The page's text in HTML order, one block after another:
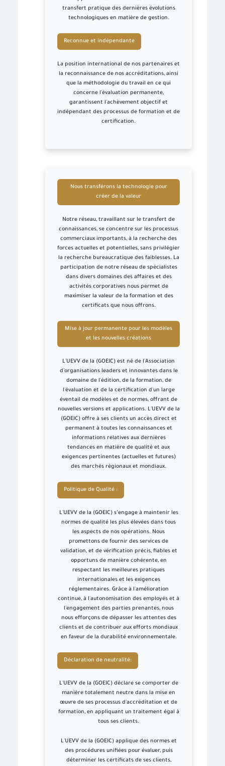
transfert pratique des dernières évolutions
technologiques en matière de gestion.
Reconnue et indépendante
La position international de nos partenaires et
la reconnaissance de nos accréditations, ainsi
que la méthodologie du travail en ce qui
concerne l'évaluation permanente,
garantissent l'achèvement objectif et
indépendant des processus de formation et de
certification.
Nous transférons la technologie pour
créer de la valeur
Notre réseau, travaillant sur le transfert de
connaissances, se concentre sur les processus
commerciaux importants, à la recherche des
forces actuelles et potentielles, sans privilégier
la recherche bureaucratique des faiblesses. La
participation de notre réseau de spécialistes
dans divers domaines des affaires et des
activités corporatives nous permet de
maximiser la valeur de la formation et des
certificats que nous offrons.
Mise à jour permanente pour les modèles
et les nouvelles créations
L'UEVV de la (GOEIC) est né de l'Association
d'organisations leaders et innovantes dans le
domaine de l'édition, de la formation, de
l'évaluation et de la certification d'un large
éventail de modèles et de normes, offrant de
nouvelles versions et applications. L'UEVV de la
(GOEIC) offre à ses clients un accès direct et
permanent à toutes les connaissances et
informations relatives aux dernières
tendances en matière de qualité et aux
exigences pertinentes (actuelles et futures)
des marchés régionaux et mondiaux.
Politique de Qualité :
L'UEVV de la (GOEIC) s’engage à maintenir les
normes de qualité les plus élevées dans tous
les aspects de nos opérations. Nous
promettons de fournir des services de
validation, et de vérification précis, fiables et
opportuns de manière cohérente, en
respectant les meilleures pratiques
internationales et les exigences
réglementaires. Grâce à l'amélioration
continue, à l'autonomisation des employés et à
l'engagement des parties prenantes, nous
nous efforçons de dépasser les attentes des
clients et de contribuer aux efforts mondiaux
en faveur de la durabilité environnementale.
Déclaration de neutralité:
L'UEVV de la (GOEIC) déclare se comporter de
manière totalement neutre dans la mise en
œuvre de ses processus d'accréditation et de
formation, en appliquant un traitement égal à
tous ses clients.
L'UEVV de la (GOEIC) applique des normes et
des procédures unifiées pour évaluer, puis
déterminer les certificats de ses clients,